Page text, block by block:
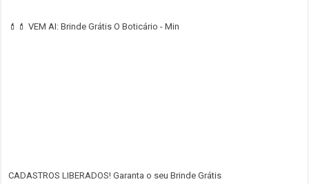
💄💄 VEM AI: Brinde Grátis O Boticário - Min
CADASTROS LIBERADOS! Garanta o seu Brinde Grátis